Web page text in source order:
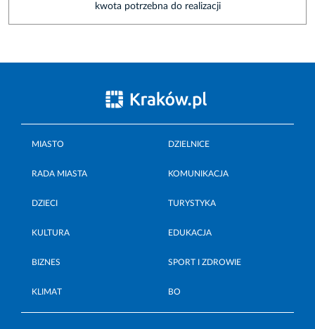
kwota potrzebna do realizacji
MIASTO DZIELNICE
RADA MIASTA KOMUNIKACJA
DZIECI TURYSTYKA
KULTURA EDUKACJA
BIZNES SPORT I ZDROWIE
KLIMAT BO